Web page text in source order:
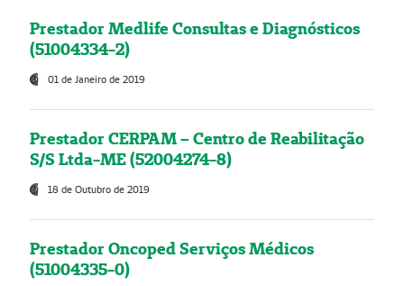
Prestador Medlife Consultas e Diagnósticos
(51004334-2)
01 de Janeiro de 2019
Prestador CERPAM – Centro de Reabilitação
S/S Ltda-ME (52004274-8)
18 de Outubro de 2019
Prestador Oncoped Serviços Médicos
(51004335-0)